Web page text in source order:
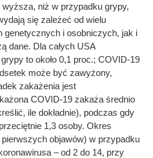
niż w przypadku grypy,
się zależeć od wielu
genetycznych i osobniczych, jak i
dane. Dla całych USA
to około 0,1 proc.; COVID-19
może być zawyżony,
zakażenia jest
COVID-19 zakaża średnio
ile dokładnie), podczas gdy
1,3 osoby. Okres
objawów) w przypadku
– od 2 do 14, przy